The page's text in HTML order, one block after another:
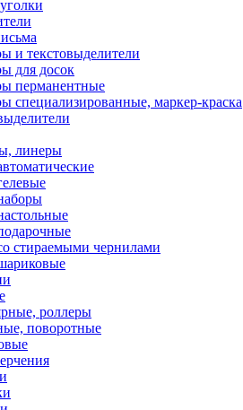
и текстовыделители
для досок
перманентные
специализированные, маркер-краска
линеры
стираемыми чернилами
роллеры
поворотные